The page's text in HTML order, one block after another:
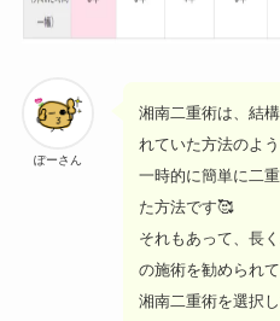
ぽーさん
湘南二重術は、結
れていた方法のよ
一時的に簡単に二
た方法です🥰
それもあって、長
の施術を勧められて
湘南二重術を選択